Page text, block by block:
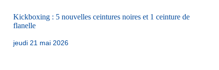
Kickboxing : 5 nouvelles ceintures noires et 1 ceinture de
flanelle
jeudi 21 mai 2026